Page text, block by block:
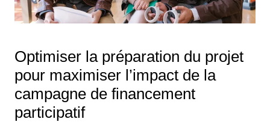
Optimiser la préparation du projet
pour maximiser l’impact de la
campagne de financement
participatif